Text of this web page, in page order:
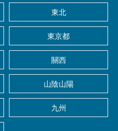
東北
東京都
關西
山陰山陽
九州